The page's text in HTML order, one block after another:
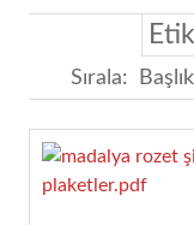
Sırala: Başlık